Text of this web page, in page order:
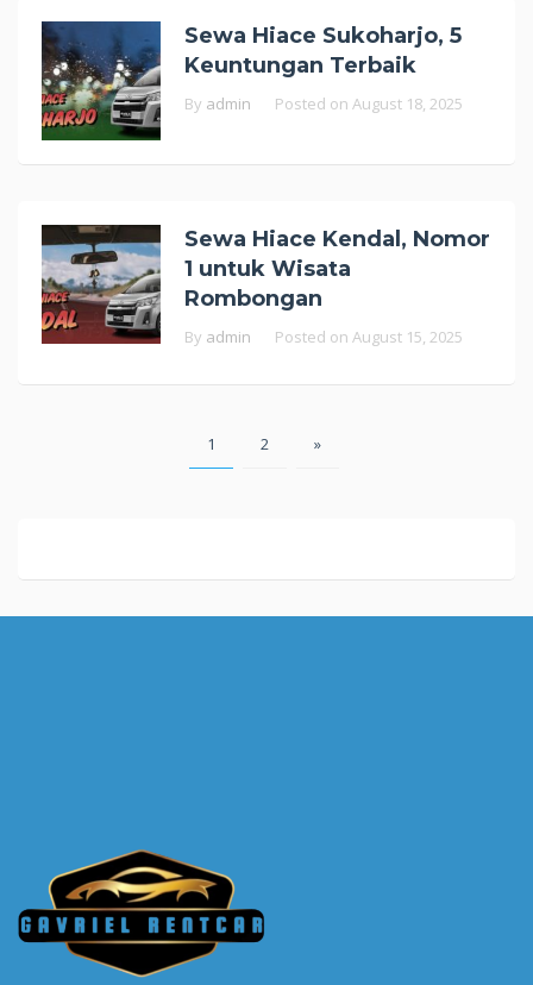
Sewa Hiace Sukoharjo, 5
Keuntungan Terbaik
By admin Posted on August 18, 2025
Sewa Hiace Kendal, Nomor
1 untuk Wisata
Rombongan
By admin Posted on August 15, 2025
1 2 »